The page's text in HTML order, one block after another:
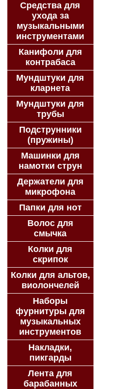
Средства для
ухода за
музыкальными
инструментами
Канифоли для
контрабаса
Мундштуки для
кларнета
Мундштуки для
трубы
Подструнники
(пружины)
Машинки для
намотки струн
Держатели для
микрофона
Папки для нот
Волос для
смычка
Колки для
скрипок
Колки для альтов,
виолончелей
Наборы
фурнитуры для
музыкальных
инструментов
Накладки,
пикгарды
Лента для
барабанных